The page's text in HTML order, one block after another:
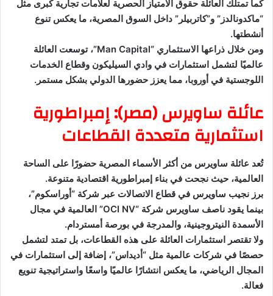
كما تمتلك العائلة حقوق الامتياز الحصرية لعلامات تجارية كبرى مثل
“ماكدونالدز” و”كاتربيلر” داخل السوق المصرية، ما يعكس تنوع
أنشطتها.
ومن خلال ذراعها الاستثماري “Man Capital”، توسعت العائلة
عالميًا لتشمل استثمارات في وادي السيليكون وقطاع الخدمات
اللوجستية في أوروبا، مما يعزز حضورها الدولي بشكل مستمر.
عائلة ساويرس (مصر): إمبراطورية
استثمارية متعددة القطاعات
تُعد عائلة ساويرس من أكثر الأسماء المصرية حضورًا على الساحة
العالمية، حيث نجحت في بناء إمبراطورية اقتصادية متنوعة.
برز نجيب ساويرس في قطاع الاتصالات عبر شركة “أوراسكوم”،
بينما يقود ناصف ساويرس شركة “OCI NV” العالمية في مجال
الأسمدة النيتروجينية، والمدرجة في بورصة أمستردام.
ولا تقتصر استثمارات العائلة على هذه القطاعات، بل تمتد لتشمل
حصصًا في شركات عالمية مثل “أديداس”، إضافة إلى استثمارات في
المجال الرياضي، ما يعكس انتشارًا عالميًا واسعًا واستراتيجية تنويع
فعالة.